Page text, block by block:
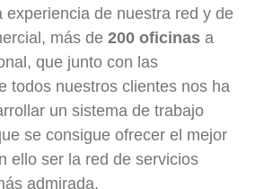
experiencia de nuestra red y de
más de 200 oficinas a
que junto con las
todos nuestros clientes nos ha
un sistema de trabajo
se consigue ofrecer el mejor
ello ser la red de servicios
admirada.